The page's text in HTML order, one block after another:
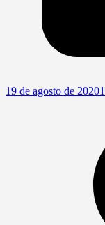
19 de agosto de 2020